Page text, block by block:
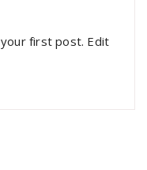
first post. Edit